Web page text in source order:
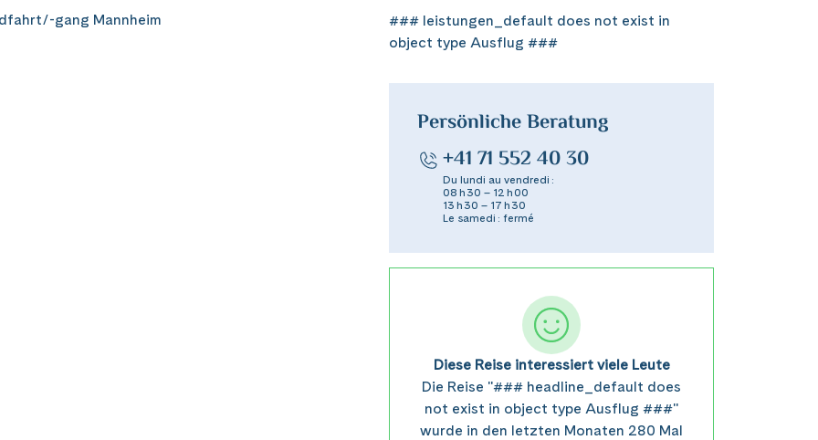
gang Mannheim
### leistungen_default does not exist in
object type Ausflug ###
Persönliche Beratung
+41 71 552 40 30
Du lundi au vendredi :
08 h 30 – 12 h 00
13 h 30 – 17 h 30
Le samedi : fermé
Diese Reise interessiert viele Leute
Die Reise "### headline_default does
not exist in object type Ausflug ###"
wurde in den letzten Monaten 280 Mal